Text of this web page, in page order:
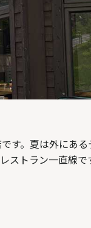
す。夏は外にあ
トラン一直線